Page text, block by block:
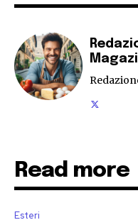
Read more
Esteri